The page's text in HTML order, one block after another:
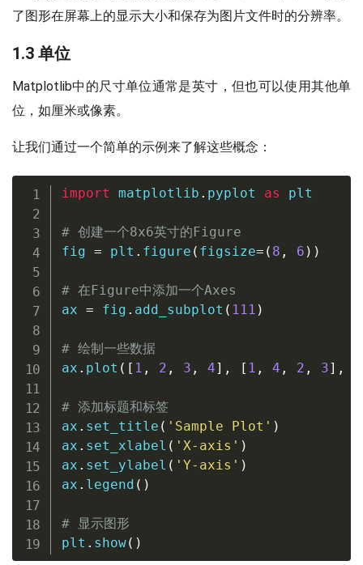
了图形在屏幕上的显示大小和保存为图片文件时的分辨率。
1.3 单位
Matplotlib中的尺寸单位通常是英寸，但也可以使用其他单
位，如厘米或像素。
让我们通过一个简单的示例来了解这些概念：
import matplotlib . pyplot as plt
# 创建一个8x6英寸的Figure
fig = plt . figure ( figsize= ( 8 , 6 ) )
# 在Figure中添加一个Axes
ax = fig . add_subplot ( 111 )
# 绘制一些数据
ax . plot ( [ 1 , 2 , 3 , 4] , [ 1 , 4 , 2 , 3] ,
# 添加标题和标签
ax . set_title ( 'Sample Plot' )
ax . set_xlabel ( 'X-axis' )
ax . set_ylabel ( 'Y-axis' )
ax . legend ( )
# 显示图形
plt . show( )